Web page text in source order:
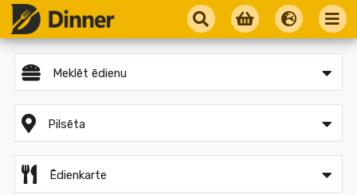
Meklēt ēdienu
Pilsēta
Ēdienkarte